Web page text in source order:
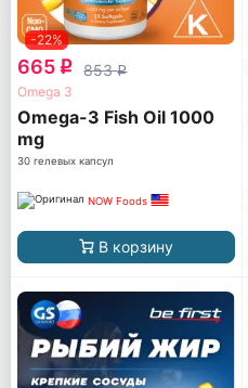
-22%
665 q 853q
Omega 3
Omega-3 Fish Oil 1000
mg
30 гелевых капсул
NOW Foods
В корзину